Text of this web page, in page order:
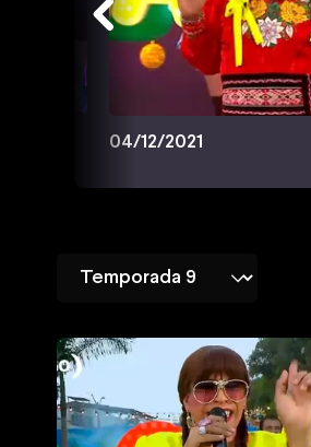
04/12/2021